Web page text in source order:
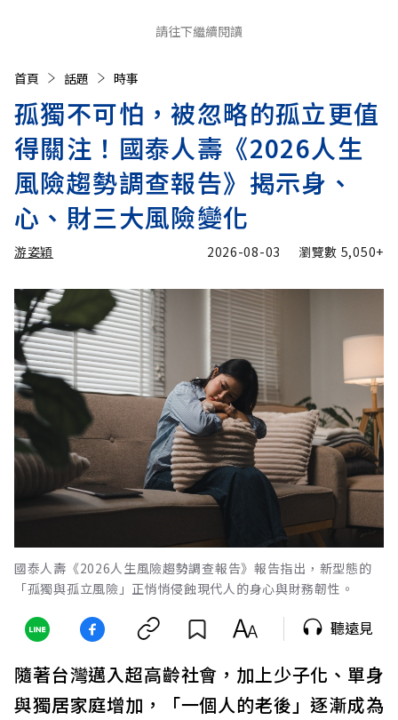
請往下繼續閱讀
首頁 話題 時事
孤獨不可怕，被忽略的孤立更值
得關注！國泰人壽《2026人生
風險趨勢調查報告》揭示身、
心、財三大風險變化
游姿穎 2026-08-03 瀏覽數 5,050+
國泰人壽《2026人生風險趨勢調查報告》報告指出，新型態的
「孤獨與孤立風險」正悄悄侵蝕現代人的身心與財務韌性。
聽遠見
隨著台灣邁入超高齡社會，加上少子化、單身
與獨居家庭增加，「一個人的老後」逐漸成為